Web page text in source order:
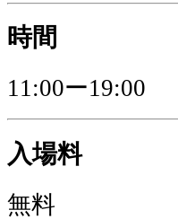
時間
11:00ー19:00
入場料
無料